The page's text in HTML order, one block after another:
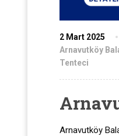
2 Mart 2025
Arnavutköy
Tenteci
Arnavutköy